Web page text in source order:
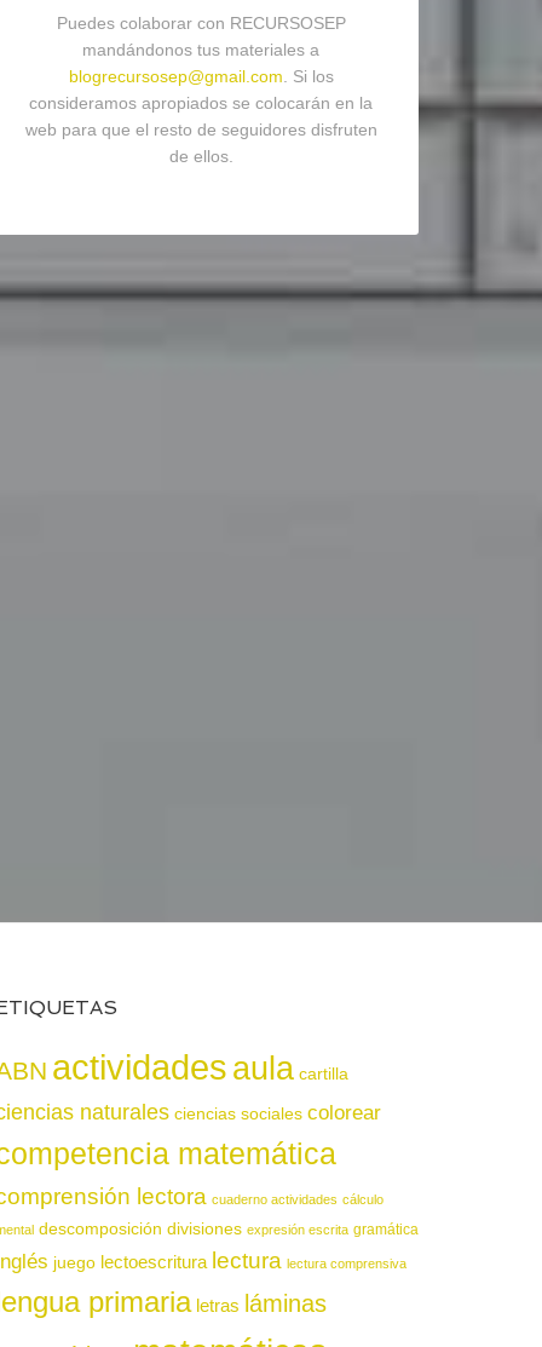
Puedes colaborar con RECURSOSEP
mandándonos tus materiales a
blogrecursosep@gmail.com . Si los
consideramos apropiados se colocarán en la
web para que el resto de seguidores disfruten
de ellos.
actividadesaula cartilla
naturales ciencias sociales colorear
matemática
lectora cuaderno actividades cálculo
descomposición divisiones expresión escrita gramática
juego lectoescritura lectura lectura comprensiva
primaria letras láminas